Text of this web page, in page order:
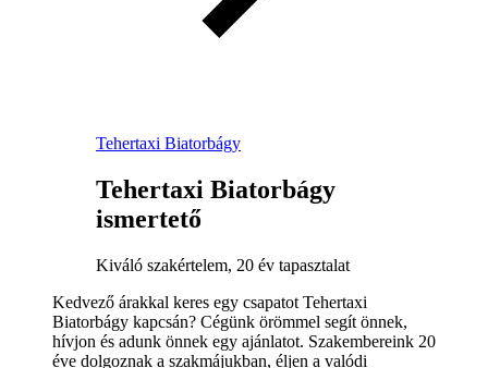
Tehertaxi Biatorbágy
Tehertaxi Biatorbágy
ismertető
Kiváló szakértelem, 20 év tapasztalat
Kedvező árakkal keres egy csapatot Tehertaxi
Biatorbágy kapcsán? Cégünk örömmel segít önnek,
hívjon és adunk önnek egy ajánlatot. Szakembereink 20
éve dolgoznak a szakmájukban, éljen a valódi